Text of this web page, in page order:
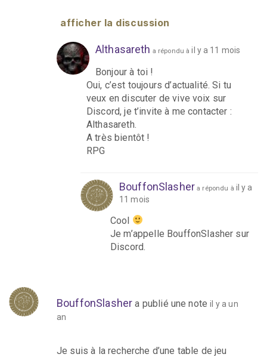
afficher la discussion
Althasareth a répondu àil y a 11 mois
Bonjour à toi !
Oui, c’est toujours d’actualité. Si tu
veux en discuter de vive voix sur
Discord, je t’invite à me contacter :
Althasareth.
A très bientôt !
RPG
BouffonSlashera répondu à il y a
11 mois
Cool
Je m’appelle BouffonSlasher sur
Discord.
BouffonSlasher a publié une noteil y a un
an
Je suis à la recherche d’une table de jeu